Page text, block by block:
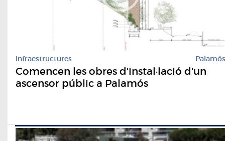
Infraestructures Palamós
Comencen les obres d'instal·lació d'un
ascensor públic a Palamós